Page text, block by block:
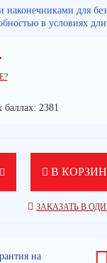
наконечниками для
в условиях
2381
В
ЗАКАЗАТЬ В
на